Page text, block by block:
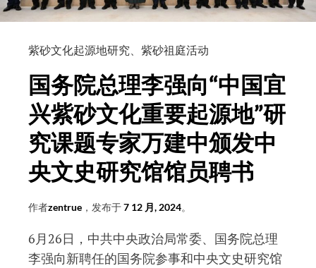
先
祭
文
紫砂文化起源地研究 紫砂祖庭活动
国务院总理李强向“中国宜
兴紫砂文化重要起源地”研
究课题专家万建中颁发中
央文史研究馆馆员聘书
作者zentrue ，发布于7 12 月, 2024。
6月26日，中共中央政治局常委、国务院总理
李强向新聘任的国务院参事和中央文史研究馆